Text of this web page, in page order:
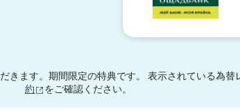
きます。期間限定の特典です。 表示されている為
約
（別ウィンドウで開きます）
をご確認ください。